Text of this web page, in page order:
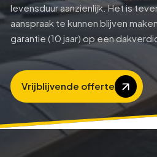
levensduur aanzienlijk. Het is
aanspraak te kunnen blijven
garantie (10 jaar) op een
Vrijblijvende offerte